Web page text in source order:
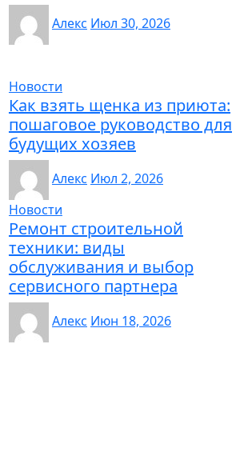
Алекс Июл 30, 2026
Новости
Как взять щенка из приюта:
пошаговое руководство для
будущих хозяев
Алекс Июл 2, 2026
Новости
Ремонт строительной
техники: виды
обслуживания и выбор
сервисного партнера
Алекс Июн 18, 2026